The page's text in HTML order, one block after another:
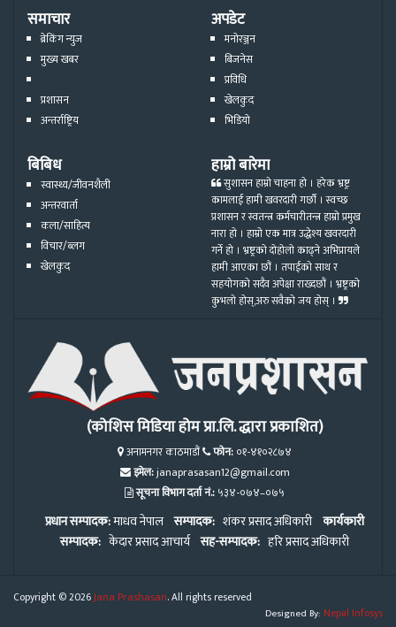
समाचार
ब्रेकिंग न्युज
मुख्य खबर
प्रशासन
अन्तर्राष्ट्रिय
अपडेट
मनोरञ्जन
बिजनेस
प्रविधि
खेलकुद
भिडियो
बिबिध
स्वास्थ्य/जीवनशैली
अन्तरवार्ता
कला/साहित्य
विचार/ब्लग
खेलकुद
हाम्रो बारेमा
सुशासन हाम्रो चाहना हो । हरेक भ्रष्ट्र
कामलाई हामी खवरदारी गर्छौ । स्वच्छ
प्रशासन र स्वतन्त्र कर्मचारीतन्त्र हाम्रो प्रमुख
नारा हो । हाम्रो एक मात्र उद्धेश्य खवरदारी
गर्ने हो । भ्रष्ट्रको दोहोलो काढ्ने अभिप्रायले
हामी आएका छौं । तपाईको साथ र
सहयोगको सदैव अपेक्षा राख्दछौं । भ्रष्ट्रको
कुभलो होस्,अरु सवैको जय होस् ।
(कोशिस मिडिया होम प्रा.लि. द्धारा प्रकाशित)
अनामनगर काठमाडौं फोन: ०१-४१०२८७४
इमेल:janaprasasan12@gmail.com
सूचना विभाग दर्ता नं.: ५३४-०७४–०७५
प्रधान सम्पादक:माधव नेपाल सम्पादक: शंकर प्रसाद अधिकारी कार्यकारी
सम्पादक: केदार प्रसाद आचार्य सह-सम्पादक: हरि प्रसाद अधिकारी
Copyright © 2026Jana Prashasan. All rights reserved
Designed By: Nepal Infosys